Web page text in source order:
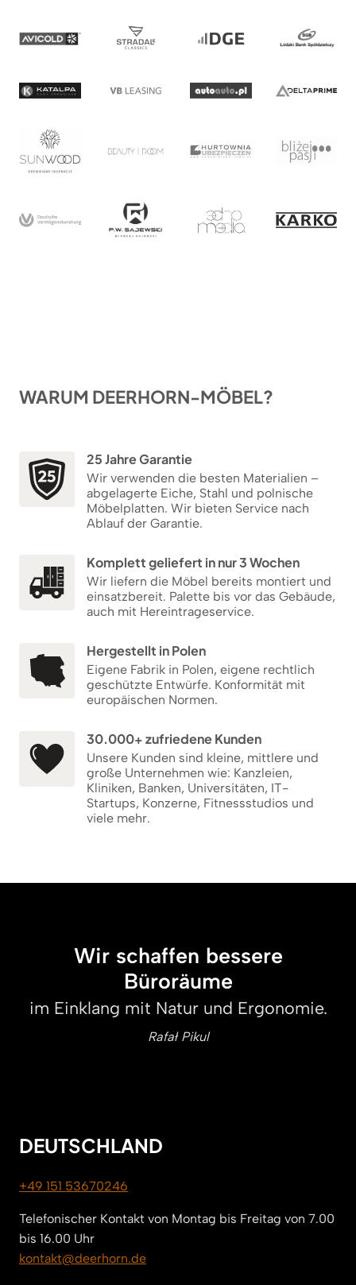
WARUM DEERHORN-MÖBEL?
25 Jahre Garantie
Wir verwenden die besten Materialien –
abgelagerte Eiche, Stahl und polnische
Möbelplatten. Wir bieten Service nach
Ablauf der Garantie.
Komplett geliefert in nur 3 Wochen
Wir liefern die Möbel bereits montiert und
einsatzbereit. Palette bis vor das Gebäude,
auch mit Hereintrageservice.
Hergestellt in Polen
Eigene Fabrik in Polen, eigene rechtlich
geschützte Entwürfe. Konformität mit
europäischen Normen.
30.000+ zufriedene Kunden
Unsere Kunden sind kleine, mittlere und
große Unternehmen wie: Kanzleien,
Kliniken, Banken, Universitäten, IT-
Startups, Konzerne, Fitnessstudios und
viele mehr.
Wir schaffen bessere
Büroräume
im Einklang mit Natur und Ergonomie.
Rafał Pikul
DEUTSCHLAND
+49 151 53670246
Telefonischer Kontakt von Montag bis Freitag von 7.00
bis 16.00 Uhr
kontakt@deerhorn.de